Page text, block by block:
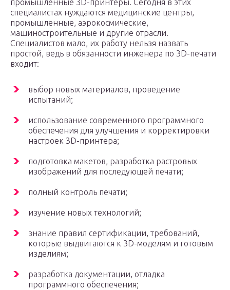
промышленные 3D-принтеры. Сегодня в этих
специалистах нуждаются медицинские центры,
промышленные, аэрокосмические,
машиностроительные и другие отрасли.
Специалистов мало, их работу нельзя назвать
простой, ведь в обязанности инженера по 3D-печати
входит:
выбор новых материалов, проведение
испытаний;
использование современного программного
обеспечения для улучшения и корректировки
настроек 3D-принтера;
подготовка макетов, разработка растровых
изображений для последующей печати;
полный контроль печати;
изучение новых технологий;
знание правил сертификации, требований,
которые выдвигаются к 3D-моделям и готовым
изделиям;
разработка документации, отладка
программного обеспечения;